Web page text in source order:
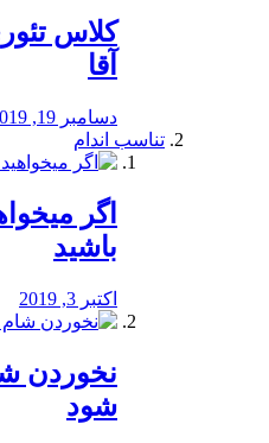
آقا
دسامبر 19, 2019
تناسب اندام
اگر
باشید
اکتبر 3, 2019
نخوردن
‌شود